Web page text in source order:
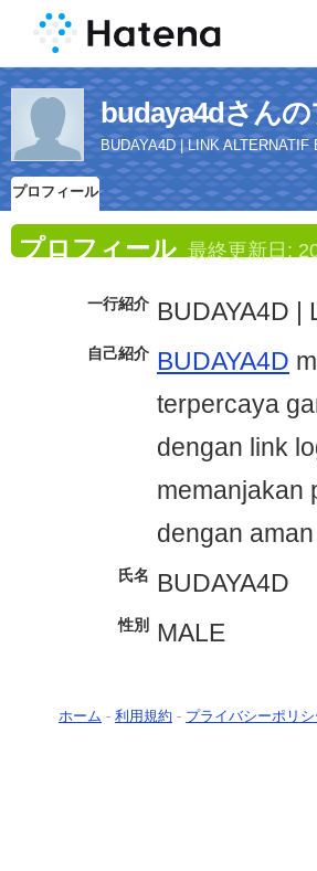
budaya4dさん
BUDAYA4D | LINK ALTERNATIF
プロフィール
プロフィール 最終更新日:
一行紹介 BUDAYA4D |
自己紹介 BUDAYA4D
terpercaya
dengan link
memanjakan
dengan
氏名 BUDAYA4D
性別 MALE
ホーム - 利用規約 - プライバシーポリシ